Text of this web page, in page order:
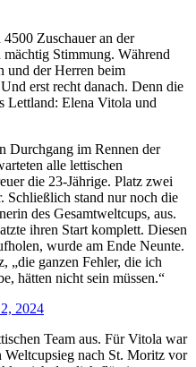
Zuschauer an der
Stimmung. Während
und der Herren beim
erst recht danach. Denn die
Lettland: Elena Vitola und
Durchgang im Rennen der
alle lettischen
die 23-Jährige. Platz zwei
Schließlich stand nur noch die
des Gesamtweltcups, aus.
ihren Start komplett. Diesen
wurde am Ende Neunte.
„die ganzen Fehler, die ich
hätten nicht sein müssen.“
Team aus. Für Vitola war
nach St. Moritz vor